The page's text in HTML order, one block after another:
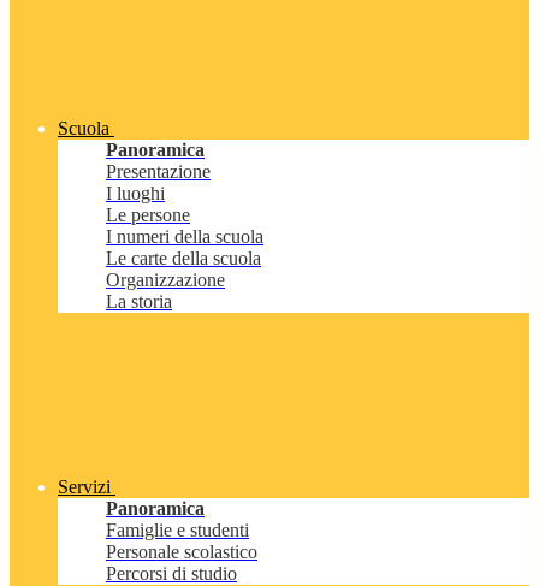
Scuola
Panoramica
Presentazione
I luoghi
Le persone
I numeri della scuola
Le carte della scuola
Organizzazione
La storia
Servizi
Panoramica
Famiglie e studenti
Personale scolastico
Percorsi di studio